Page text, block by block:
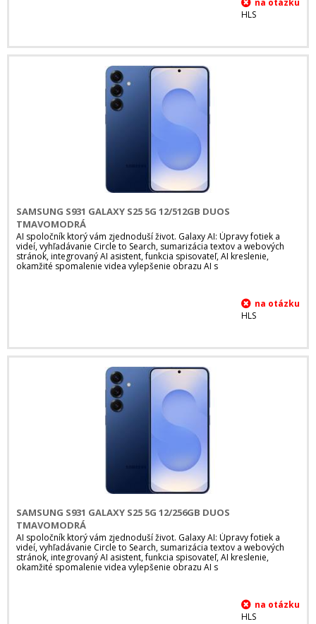
HLS
SAMSUNG S931 GALAXY S25 5G 12/512GB DUOS
TMAVOMODRÁ
AI spoločník ktorý vám zjednoduší život. Galaxy AI: Úpravy fotiek a
videí, vyhľadávanie Circle to Search, sumarizácia textov a webových
stránok, integrovaný AI asistent, funkcia spisovateľ, AI kreslenie,
okamžité spomalenie videa vylepšenie obrazu AI s
HLS
SAMSUNG S931 GALAXY S25 5G 12/256GB DUOS
TMAVOMODRÁ
AI spoločník ktorý vám zjednoduší život. Galaxy AI: Úpravy fotiek a
videí, vyhľadávanie Circle to Search, sumarizácia textov a webových
stránok, integrovaný AI asistent, funkcia spisovateľ, AI kreslenie,
okamžité spomalenie videa vylepšenie obrazu AI s
HLS